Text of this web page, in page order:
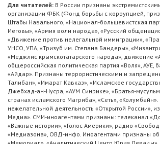
Для читателей: В России признаны
организации ФБК (Фонд борьбы с коррупцией,
Штабы Навального, «Национал-большевистская
Иеговы», «Армия воли народа», «Русский
«Движение против нелегальной иммиграции»,
УНСО, УПА, «Тризуб им. Степана Бандеры»,
«Меджлис крымскотатарского народа», движение
общероссийская политическая партия «Воля», АУЕ,
«Айдар». Признаны террористическими и
Талибан», «Имарат Кавказ», «Исламское
Джебхад-ан-Нусра, «АУМ Синрике», «Братья-
странах исламского Магриба», «Сеть»,
нежелательной деятельность «Открытой России»,
Медиа». СМИ-иноагентами признаны: телеканал
«Важные истории», «Голос Америки», радио
«Медиазона», ОВД-инфо. Иноагентами признаны
«Мемориал», «Аналитический Центр Юрия Левады»,